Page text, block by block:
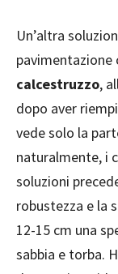
Un’altra
pavimentazione
calcestruzzo,
dopo aver
vede solo la
naturalmente, i
soluzioni
robustezza e la
12-15 cm una
sabbia e torba.